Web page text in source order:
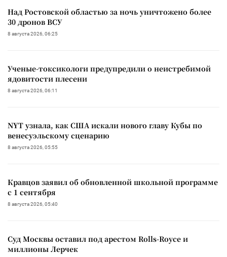
Над Ростовской областью за ночь уничтожено более
30 дронов ВСУ
8 августа 2026, 06:25
Ученые-токсикологи предупредили о неистребимой
ядовитости плесени
8 августа 2026, 06:11
NYT узнала, как США искали нового главу Кубы по
венесуэльскому сценарию
8 августа 2026, 05:55
Кравцов заявил об обновленной школьной программе
с 1 сентября
8 августа 2026, 05:40
Суд Москвы оставил под арестом Rolls-Royce и
миллионы Лерчек